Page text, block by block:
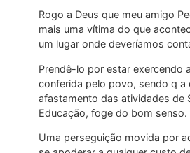
Rogo a Deus que meu amigo
mais uma vítima do que
um lugar onde deveríamos
Prendê-lo por estar exercendo
conferida pelo povo, sendo q a
afastamento das atividades de
Educação, foge do bom senso.
Uma perseguição movida por